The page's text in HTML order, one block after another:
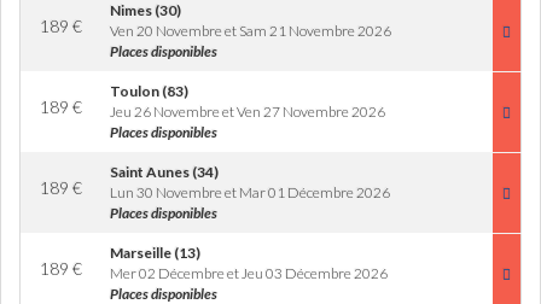
189 €
Nimes (30)
Ven 20 Novembre et Sam 21 Novembre 2026
Places disponibles
189 €
Toulon (83)
Jeu 26 Novembre et Ven 27 Novembre 2026
Places disponibles
189 €
Saint Aunes (34)
Lun 30 Novembre et Mar 01 Décembre 2026
Places disponibles
189 €
Marseille (13)
Mer 02 Décembre et Jeu 03 Décembre 2026
Places disponibles